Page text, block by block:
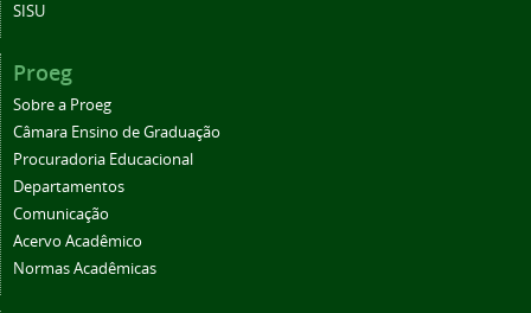
SISU
Proeg
Sobre a Proeg
Câmara Ensino de Graduação
Procuradoria Educacional
Departamentos
Comunicação
Acervo Acadêmico
Normas Acadêmicas